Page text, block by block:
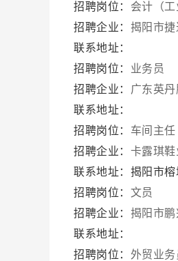
招聘岗位： 会计（工
招聘企业： 揭阳市捷
联系地址：
招聘岗位： 业务员
招聘企业： 广东英丹
联系地址：
招聘岗位： 车间主任
招聘企业： 卡露琪鞋
联系地址：揭阳市
招聘岗位： 文员
招聘企业： 揭阳市
联系地址：
招聘岗位： 外贸业务